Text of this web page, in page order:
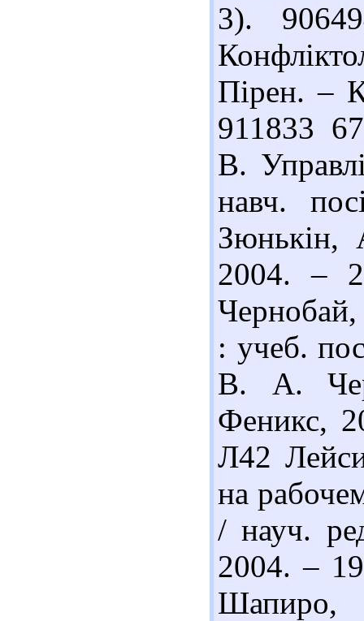
3).
Пірен. –
911833
В.
навч.
2004. –
: учеб.
В. А.
Феникс,
Л42
на
/ науч.
2004. –